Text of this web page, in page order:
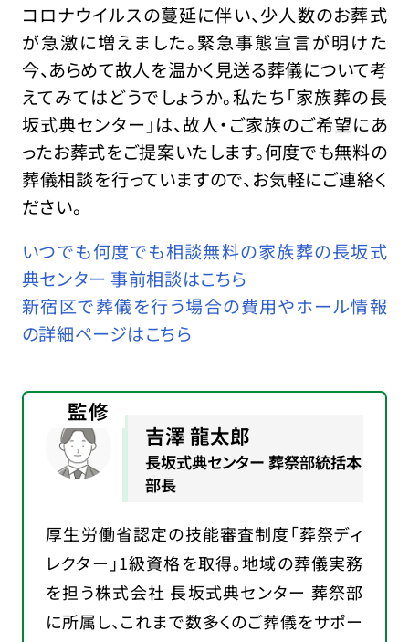
コロナウイルスの蔓延に伴い、少人数のお葬式
が急激に増えました。緊急事態宣言が明けた
今、あらめて故人を温かく見送る葬儀について考
えてみてはどうでしょうか。私たち「家族葬の長
坂式典センター」は、故人・ご家族のご希望にあ
ったお葬式をご提案いたします。何度でも無料の
葬儀相談を行っていますので、お気軽にご連絡く
ださい。
いつでも何度でも相談無料の家族葬の長坂式
典センター 事前相談はこちら
新宿区で葬儀を行う場合の費用やホール情報
の詳細ページはこちら
監修
吉澤 龍太郎
長坂式典センター 葬祭部統括本
部長
厚生労働省認定の技能審査制度「葬祭ディ
レクター」1級資格を取得。地域の葬儀実務
を担う株式会社 長坂式典センター 葬祭部
に所属し、これまで数多くのご葬儀をサポー